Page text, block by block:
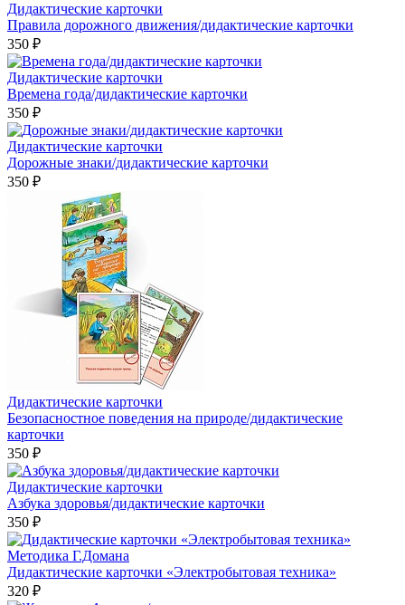
Дидактические карточки
Правила дорожного движения/дидактические карточки
350 ₽
Дидактические карточки
Времена года/дидактические карточки
350 ₽
Дидактические карточки
Дорожные знаки/дидактические карточки
350 ₽
Дидактические карточки
Безопасностное поведения на природе/дидактические
карточки
350 ₽
Дидактические карточки
Азбука здоровья/дидактические карточки
350 ₽
Методика Г.Домана
Дидактические карточки «Электробытовая техника»
320 ₽